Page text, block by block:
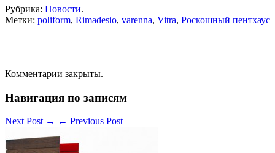
Рубрика: Новости.
Метки: poliform, Rimadesio, varenna, Vitra, Роскошный пентхаус
Комментарии закрыты.
Навигация по записям
Next Post → ← Previous Post